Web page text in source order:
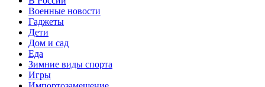
Военные новости
Гаджеты
Дети
Дом и сад
Еда
Зимние виды спорта
Игры